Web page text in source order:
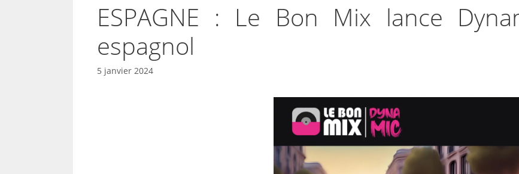
ESPAGNE : Le Bon Mix lance
espagnol
5 janvier 2024